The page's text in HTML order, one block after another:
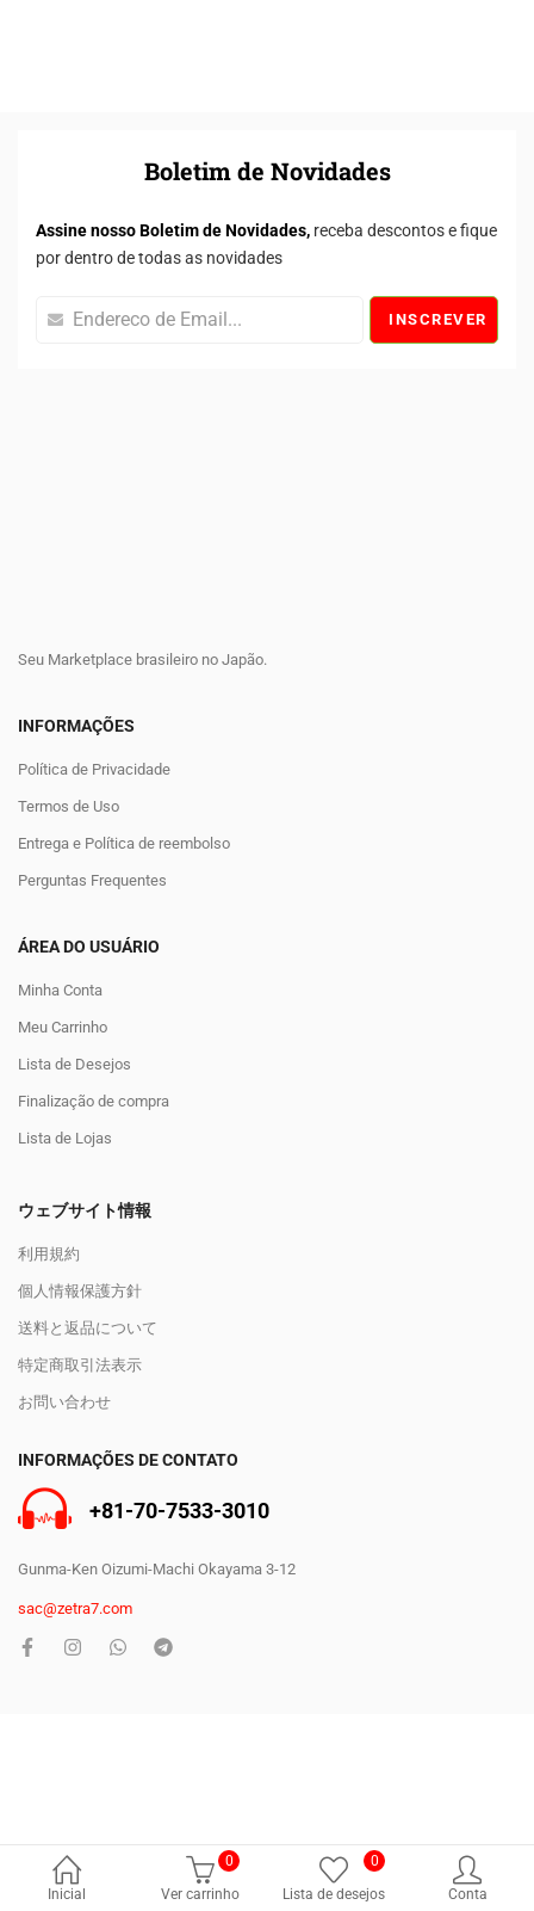
Inicial
0
Ver carrinho
0
Lista de desejos
Conta
Boletim de Novidades
Assine nosso Boletim de Novidades, receba descontos e fique
por dentro de todas as novidades
INSCREVER
Seu Marketplace brasileiro no Japão.
INFORMAÇÕES
Política de Privacidade
Termos de Uso
Entrega e Política de reembolso
Perguntas Frequentes
ÁREA DO USUÁRIO
Minha Conta
Meu Carrinho
Lista de Desejos
Finalização de compra
Lista de Lojas
ウェブサイト情報
利用規約
個人情報保護方針
送料と返品について
特定商取引法表示
お問い合わせ
INFORMAÇÕES DE CONTATO
+81-70-7533-3010
Gunma-Ken Oizumi-Machi Okayama 3-12
sac@zetra7.com